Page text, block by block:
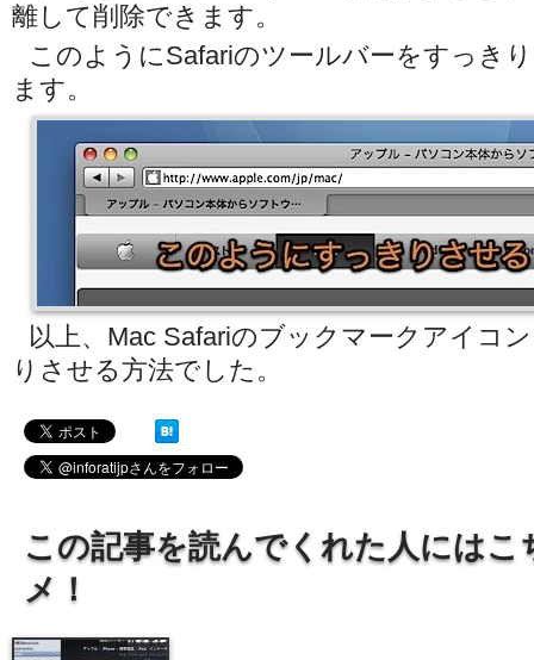
離して削除できます。
このようにSafariのツールバーをすっき
ます。
以上、Mac Safariのブックマークアイコ
りさせる方法でした。
この記事を読んでくれた人にはこ
メ！